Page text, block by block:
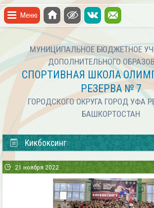
Меню
МУНИЦИПАЛЬНОЕ БЮДЖЕТНОЕ
ДОПОЛНИТЕЛЬНОГО
СПОРТИВНАЯ ШКОЛА
РЕЗЕРВА № 7
ГОРОДСКОГО ОКРУГА ГОРОД УФА
БАШКОРТОСТАН
Кикбоксинг
21 ноября 2022